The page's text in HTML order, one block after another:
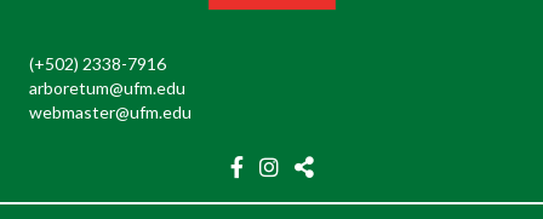
(+502) 2338-7916
arboretum@ufm.edu
webmaster@ufm.edu